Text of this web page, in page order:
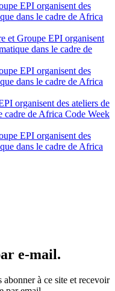
EPI organisent des
dans le cadre de Africa
et Groupe EPI organisent
dans le cadre de
EPI organisent des
dans le cadre de Africa
organisent des ateliers de
cadre de Africa Code Week
EPI organisent des
dans le cadre de Africa
e-mail.
abonner à ce site et recevoir